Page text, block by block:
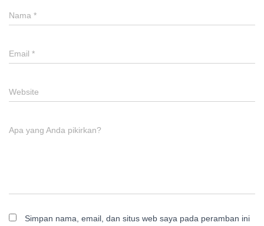
Nama *
Email *
Website
Apa yang Anda pikirkan?
Simpan nama, email, dan situs web saya pada peramban ini